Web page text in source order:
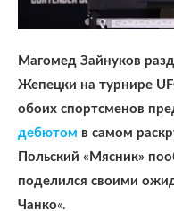
Магомед Зайнуков
Жепецки на турнире
обоих спортсменов
дебютом в самом
Польский «Мясник»
поделился своими
Чанко«.